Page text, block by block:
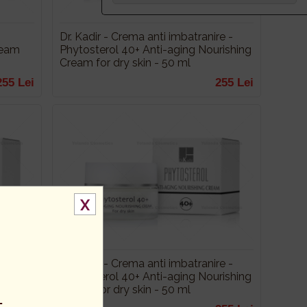
Lei
Dr. Kadir - Crema anti imbatranire -
Phytosterol 40+ Anti-aging Nourishing
Cream for dry skin - 50 ml
255 Lei
Dr. Kadir - Crema anti imbatranire -
Phytosterol 40+ Anti-aging Nourishing
Cream for dry skin - 50 ml
X